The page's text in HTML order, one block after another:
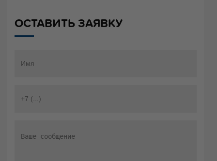
ОСТАВИТЬ ЗАЯВКУ